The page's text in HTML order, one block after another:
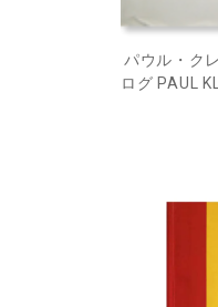
パウル・ク
ログ PAUL